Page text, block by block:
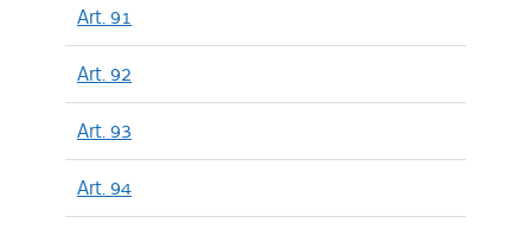
Art. 91
Art. 92
Art. 93
Art. 94